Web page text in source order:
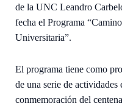
de la UNC Leandro
fecha el Programa
Universitaria”.
El programa tiene como
de una serie de
conmemoración del